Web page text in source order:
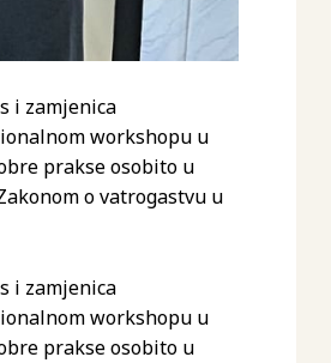
i zamjenica
workshopu u
prakse osobito u
o vatrogastvu u
i zamjenica
workshopu u
prakse osobito u